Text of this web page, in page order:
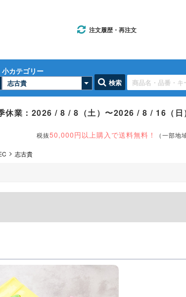
注文履歴・再注文
小カテゴリー
検索
休業：2026 / 8 / 8（土）〜2026 / 8 / 16（日
税抜50,000円以上購入で送料無料！ （一部地
旧ウエダウェブからアカウントを移行す
志古貴